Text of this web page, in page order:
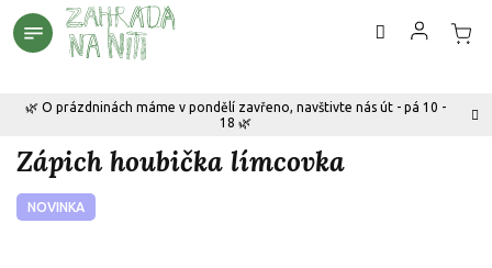
Přejít
na
🌿 O prázdninách máme v pondělí zavřeno, navštivte nás út - pá 10 -
18 🌿
Zápich houbička límcovka
NOVINKA